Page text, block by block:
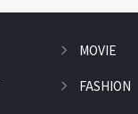
MOVIE
FASHION